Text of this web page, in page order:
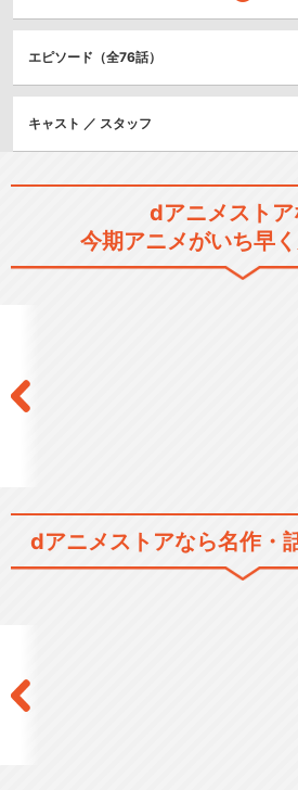
シリーズ／関連のアニメ作品
はじめ
はじめ
はじめ
木村
エピソード（全76話）
キャスト ／ スタッフ
dアニメストア
今期アニメがいち早く
dアニメストアなら名作・